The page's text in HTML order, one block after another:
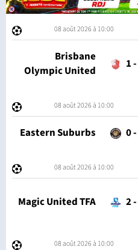
08 août 2026 à 10:00
Brisbane
Olympic United
1-
08 août 2026 à 10:00
Eastern Suburbs 0-
08 août 2026 à 10:00
Magic United TFA 2-
08 août 2026 à 10:00